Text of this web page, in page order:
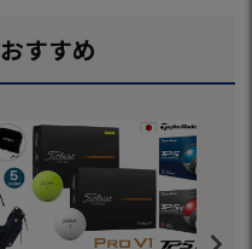
すすめ